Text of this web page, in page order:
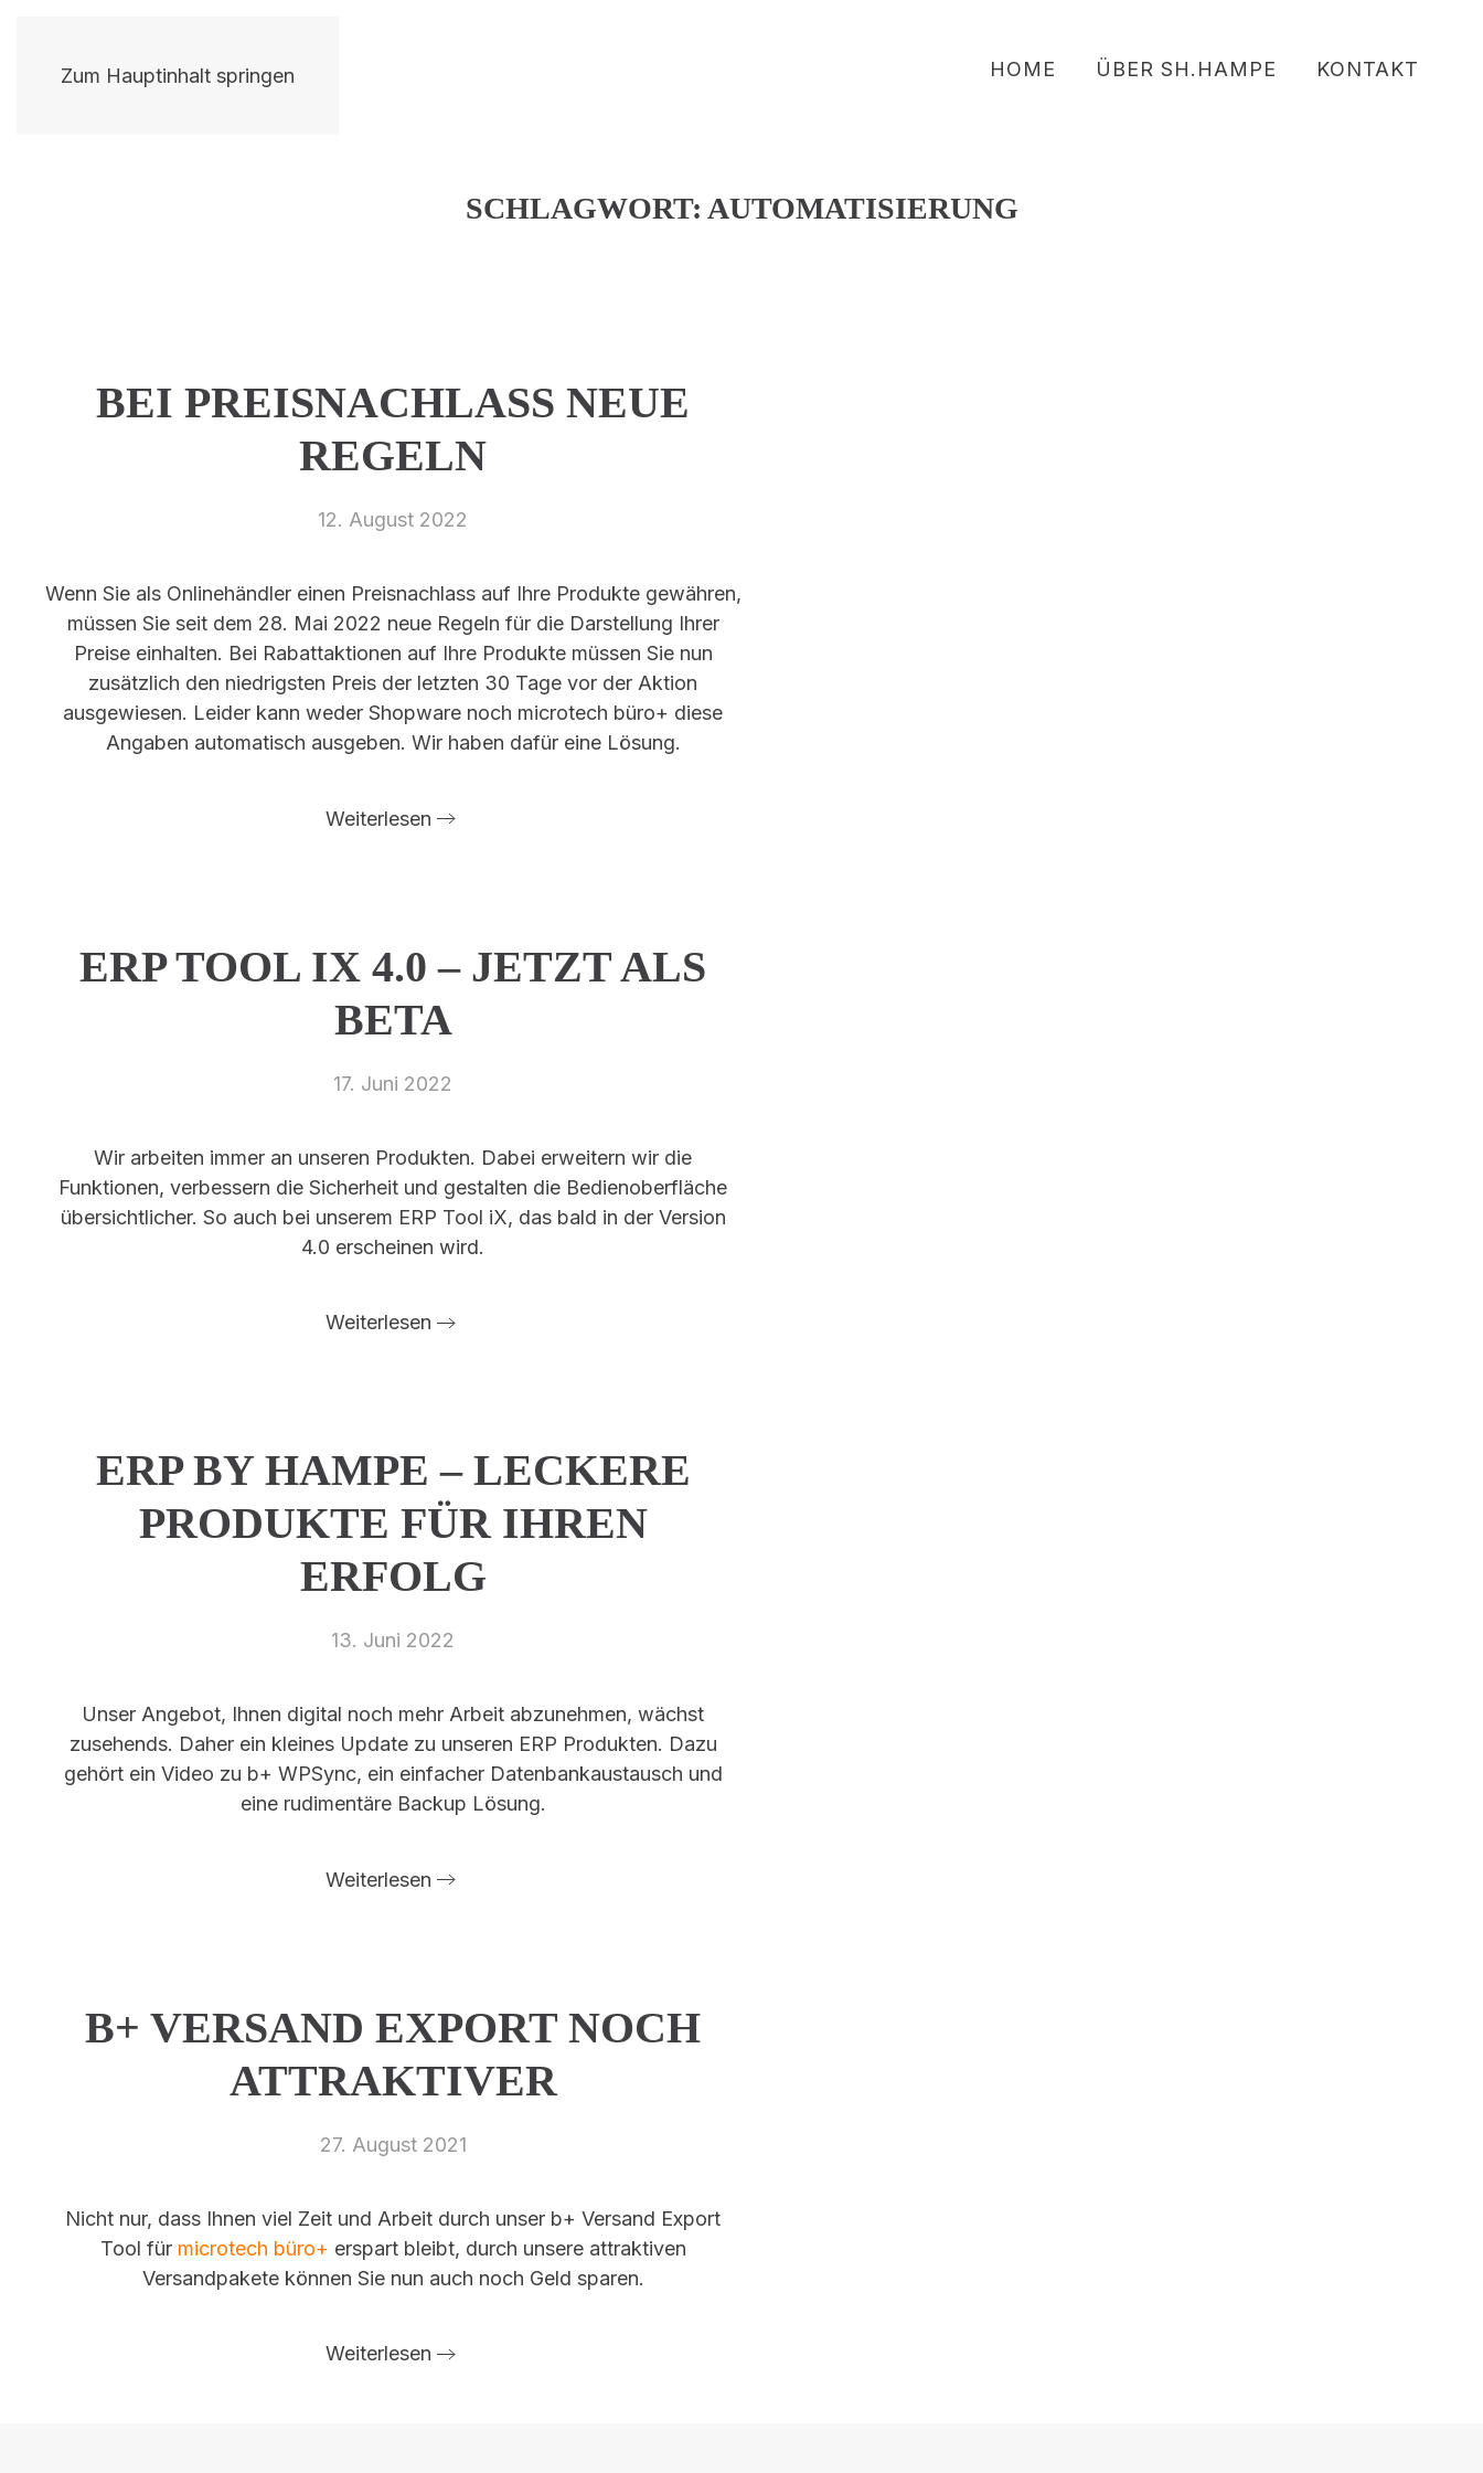
Zum Hauptinhalt springen HOME ÜBER SH.HAMPE KONTAKT
SCHLAGWORT: AUTOMATISIERUNG
BEI PREISNACHLASS NEUE
REGELN
12. August 2022
Wenn Sie als Onlinehändler einen Preisnachlass auf Ihre Produkte gewähren,
müssen Sie seit dem 28. Mai 2022 neue Regeln für die Darstellung Ihrer
Preise einhalten. Bei Rabattaktionen auf Ihre Produkte müssen Sie nun
zusätzlich den niedrigsten Preis der letzten 30 Tage vor der Aktion
ausgewiesen. Leider kann weder Shopware noch microtech büro+ diese
Angaben automatisch ausgeben. Wir haben dafür eine Lösung.
Weiterlesen
ERP TOOL IX 4.0 – JETZT ALS
BETA
17. Juni 2022
Wir arbeiten immer an unseren Produkten. Dabei erweitern wir die
Funktionen, verbessern die Sicherheit und gestalten die Bedienoberfläche
übersichtlicher. So auch bei unserem ERP Tool iX, das bald in der Version
4.0 erscheinen wird.
Weiterlesen
ERP BY HAMPE – LECKERE
PRODUKTE FÜR IHREN
ERFOLG
13. Juni 2022
Unser Angebot, Ihnen digital noch mehr Arbeit abzunehmen, wächst
zusehends. Daher ein kleines Update zu unseren ERP Produkten. Dazu
gehört ein Video zu b+ WPSync, ein einfacher Datenbankaustausch und
eine rudimentäre Backup Lösung.
Weiterlesen
B+ VERSAND EXPORT NOCH
ATTRAKTIVER
27. August 2021
Nicht nur, dass Ihnen viel Zeit und Arbeit durch unser b+ Versand Export
Tool für microtech büro+ erspart bleibt, durch unsere attraktiven
Versandpakete können Sie nun auch noch Geld sparen.
Weiterlesen